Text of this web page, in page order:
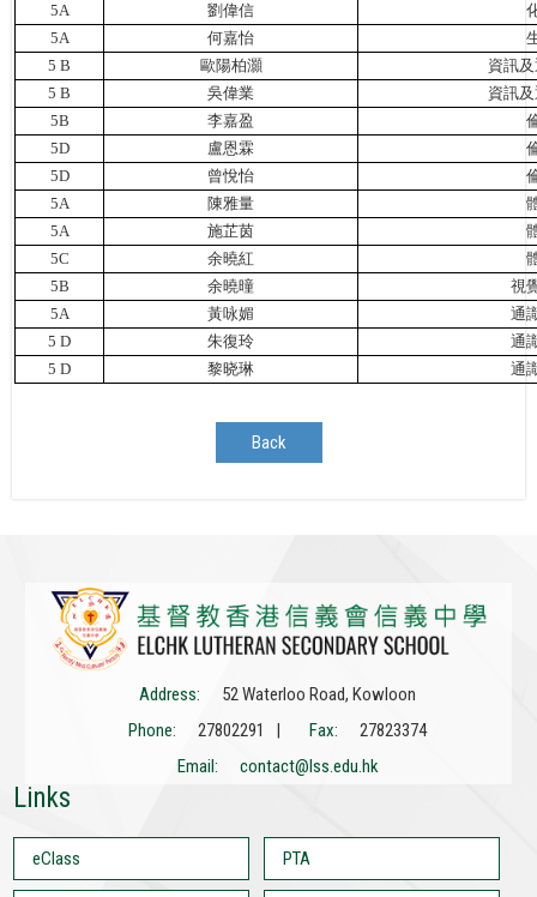
5A
劉偉信
5A
何嘉怡
5 B
歐陽柏灝
資訊
5 B
吳偉業
資訊
5B
李嘉盈
5D
盧恩霖
5D
曾悅怡
5A
陳雅量
5A
施芷茵
5C
余曉紅
5B
余曉曈
視
5A
黃咏媚
通
5 D 朱復玲
通
5 D 黎晓琳 通
Back
Address:
52 Waterloo Road, Kowloon
Phone:
27802291 | Fax:
27823374
Email:
contact@lss.edu.hk
Links
eClass PTA